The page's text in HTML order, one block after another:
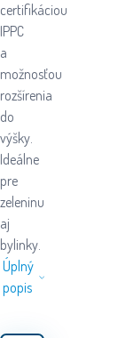
certifikáciou
IPPC
a
možnosťou
rozšírenia
do
výšky.
Ideálne
pre
zeleninu
aj
bylinky.
Úplný
popis